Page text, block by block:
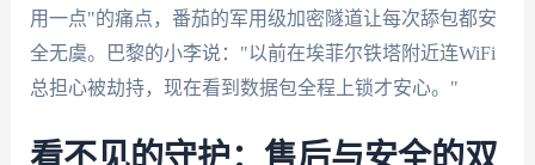
用一点"的痛点，番茄的军用级加密隧道让每次舔包都安
全无虞。巴黎的小李说："以前在埃菲尔铁塔附近连WiFi
总担心被劫持，现在看到数据包全程上锁才安心。"
看不见的守护：售后与安全的双